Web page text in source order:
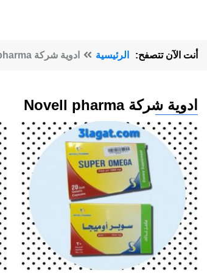
أنت الآن تتصفح: الرئيسية ادوية شركة Novell pharma
ادوية شركة Novell pharma